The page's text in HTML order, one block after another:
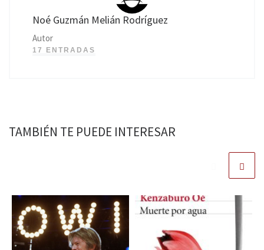
Noé Guzmán Melián Rodríguez
Autor
17 ENTRADAS
TAMBIÉN TE PUEDE INTERESAR